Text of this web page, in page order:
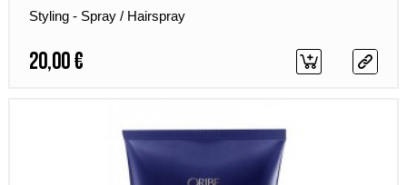
Styling - Spray / Hairspray
20,00 €